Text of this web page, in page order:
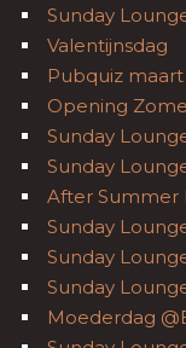
Sunday
Valentijnsdag
Pubquiz maart
Opening
Sunday
Sunday
After Summer
Sunday
Sunday
Sunday
Moederdag